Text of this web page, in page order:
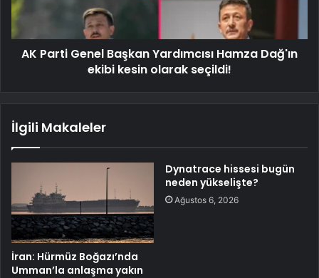
AK Parti Genel Başkan Yardımcısı Hamza Dağ'ın
ekibi kesin olarak seçildi!
İlgili Makaleler
İran: Hürmüz Boğazı’nda
Umman’la anlaşma yakın
Dynatrace hissesi bugün
neden yükselişte?
Ağustos 6, 2026